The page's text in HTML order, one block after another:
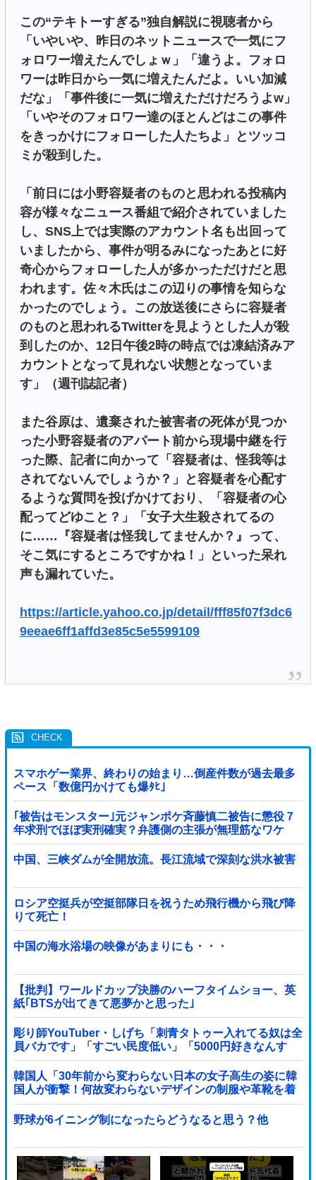
この“テキトーすぎる”独自解説に視聴者から
「いやいや、昨日のネットニュースで一気にフ
ォロワー増えたんでしょｗ」「違うよ。フォロ
ワーは昨日から一気に増えたんだよ。いい加減
だな」「事件後に一気に増えただけだろうよw」
「いやそのフォロワー達のほとんどはこの事件
をきっかけにフォローした人たちよ」とツッコ
ミが殺到した。
「前日には小野容疑者のものと思われる投稿内
容が様々なニュース番組で紹介されていました
し、SNS上では実際のアカウント名も出回って
いましたから、事件が明るみになったあとに好
奇心からフォローした人が多かっただけだと思
われます。佐々木氏はこの辺りの事情を知らな
かったのでしょう。この放送後にさらに容疑者
のものと思われるTwitterを見ようとした人が殺
到したのか、12日午後2時の時点では凍結済みア
カウントとなって見れない状態となっていま
す」（週刊誌記者）
また谷原は、遺棄された被害者の死体が見つか
った小野容疑者のアパート前から現場中継を行
った際、記者に向かって「容疑者は、怪我等は
されてないんでしょうか？」と容疑者を心配す
るような質問を投げかけており、「容疑者の心
配ってどゆこと？」「女子大生殺されてるの
に……『容疑者は怪我してませんか？』って、
そこ気にするところですかね！」といった呆れ
声も漏れていた。
https://article.yahoo.co.jp/detail/fff85f07f3dc6
9eeae6ff1affd3e85c5e5599109
スマホゲー業界、終わりの始まり…倒産件数が過去最多
ペース「数億円かけても爆ﾀﾋ」
｢被告はモンスター｣元ジャンポケ斉藤慎二被告に懲役７
年求刑でほぼ実刑確実？弁護側の主張が無理筋なワケ
中国、三峡ダムが全開放流。長江流域で深刻な洪水被害
ロシア空挺兵が空挺部隊日を祝うため飛行機から飛び降
りて死亡！
中国の海水浴場の映像があまりにも・・・
【批判】ワールドカップ決勝のハーフタイムショー、英
紙｢BTSが出てきて悪夢かと思った｣
彫り師YouTuber・しげち「刺青タトゥー入れてる奴は全
員バカです」「すごい民度低い」「5000円好きなんす
よ、バカって」
韓国人「30年前から変わらない日本の女子高生の姿に韓
国人が衝撃！何故変わらないデザインの制服や革靴を着
用し続けるのか？」
野球が6イニング制になったらどうなると思う？他